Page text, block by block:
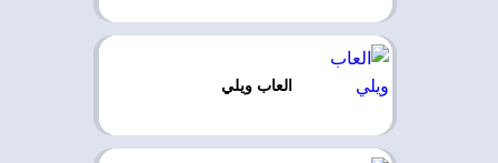
العاب ويلي